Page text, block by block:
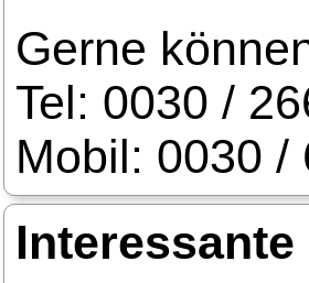
Gerne
Tel: 0030 /
Mobil: 0030 /